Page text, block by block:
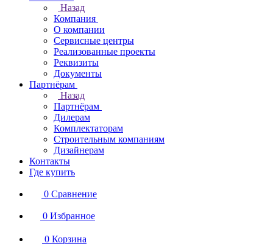
Назад
Компания
О компании
Сервисные центры
Реализованные проекты
Реквизиты
Документы
Партнёрам
Назад
Партнёрам
Дилерам
Комплектаторам
Строительным компаниям
Дизайнерам
Контакты
Где купить
0 Сравнение
0 Избранное
0 Корзина